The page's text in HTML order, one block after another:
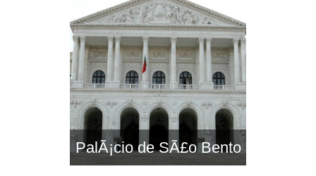
PalÃ¡cio de SÃ£o Bento